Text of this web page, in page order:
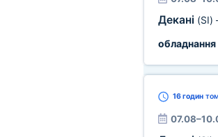
Декані (SI)
обладнання
16 годин